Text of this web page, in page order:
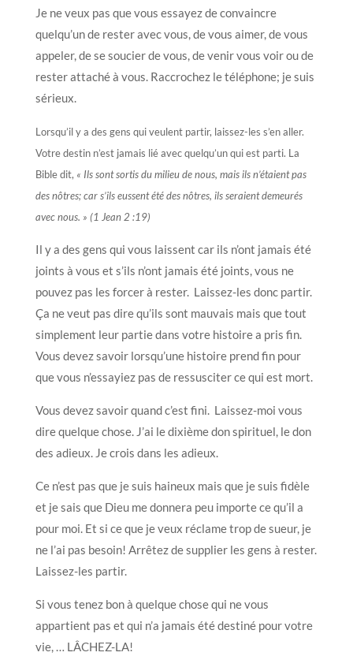
Je ne veux pas que vous essayez de convaincre
quelqu’un de rester avec vous, de vous aimer, de vous
appeler, de se soucier de vous, de venir vous voir ou de
rester attaché à vous. Raccrochez le téléphone; je suis
sérieux.
Lorsqu’il y a des gens qui veulent partir, laissez-les s’en aller.
Votre destin n’est jamais lié avec quelqu’un qui est parti. La
Bible dit, « Ils sont sortis du milieu de nous, mais ils n’étaient pas
des nôtres; car s’ils eussent été des nôtres, ils seraient demeurés
avec nous. » (1 Jean 2 :19)
Il y a des gens qui vous laissent car ils n’ont jamais été
joints à vous et s’ils n’ont jamais été joints, vous ne
pouvez pas les forcer à rester. Laissez-les donc partir.
Ça ne veut pas dire qu’ils sont mauvais mais que tout
simplement leur partie dans votre histoire a pris fin.
Vous devez savoir lorsqu’une histoire prend fin pour
que vous n’essayiez pas de ressusciter ce qui est mort.
Vous devez savoir quand c’est fini. Laissez-moi vous
dire quelque chose. J’ai le dixième don spirituel, le don
des adieux. Je crois dans les adieux.
Ce n’est pas que je suis haineux mais que je suis fidèle
et je sais que Dieu me donnera peu importe ce qu’il a
pour moi. Et si ce que je veux réclame trop de sueur, je
ne l’ai pas besoin! Arrêtez de supplier les gens à rester.
Laissez-les partir.
Si vous tenez bon à quelque chose qui ne vous
appartient pas et qui n’a jamais été destiné pour votre
vie, … LÂCHEZ-LA!